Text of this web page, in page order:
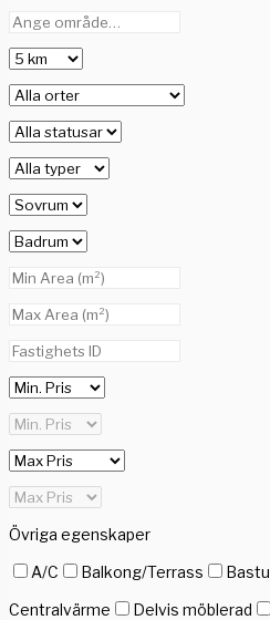
Övriga egenskaper
A/C
Balkong/Terrass Bastu
Centralvärme
Delvis möblerad